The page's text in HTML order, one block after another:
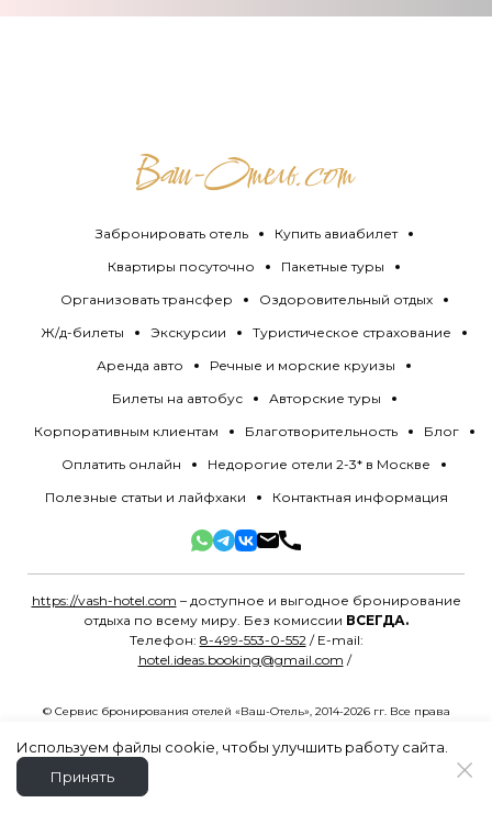
Забронировать отель
Купить авиабилет
Квартиры посуточно
Пакетные туры
Организовать трансфер
Оздоровительный отдых
Ж/д-билеты
Экскурсии
Туристическое страхование
Аренда авто
Речные и морские круизы
Билеты на автобус
Авторские туры
Корпоративным клиентам
Благотворительность
Блог
Оплатить онлайн
Недорогие отели 2-3* в Москве
Полезные статьи и лайфхаки
Контактная информация
https://vash-hotel.com – доступное и выгодное бронирование
отдыха по всему миру. Без комиссии ВСЕГДА.
Телефон: 8-499-553-0-552/ E-mail:
hotel.ideas.booking@gmail.com /
© Сервис бронирования отелей «Ваш-Отель», 2014-2026 гг. Все права
Разработано вMYG.Agency
Используем файлы cookie, чтобы улучшить работу сайта.
Принять